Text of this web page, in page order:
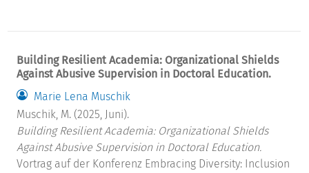
Building Resilient Academia: Organizational Shields
Against Abusive Supervision in Doctoral Education.
Marie Lena Muschik
Muschik, M. (2025, Juni).
Building Resilient Academia: Organizational Shields
Against Abusive Supervision in Doctoral Education.
Vortrag auf der Konferenz Embracing Diversity: Inclusion